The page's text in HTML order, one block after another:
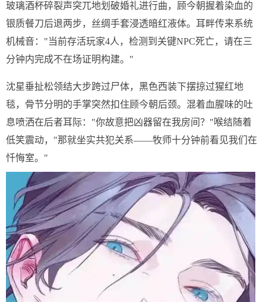
玻璃酒杯碎裂声突兀地划破婚礼进行曲，顾今朝握着染血的
银质餐刀后退两步，丝绸手套浸透暗红液体。耳畔传来系统
机械音："当前存活玩家4人，检测到关键NPC死亡，请在三
分钟内完成不在场证明构建。"
沈星垂扯松领结大步跨过尸体，黑色西装下摆掠过猩红地
毯，骨节分明的手掌突然扣住顾今朝后颈。混着血腥味的吐
息喷洒在后者耳际："你故意把凶器留在我房间？"喉结随着
低笑震动，"那就坐实共犯关系——牧师十分钟前看见我们在
忏悔室。"